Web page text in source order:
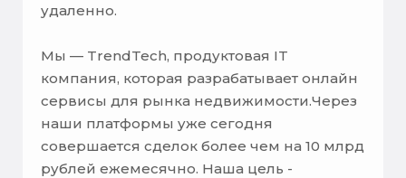
удаленно.
Мы — TrendTech, продуктовая IT
компания, которая разрабатывает онлайн
сервисы для рынка недвижимости.Через
наши платформы уже сегодня
совершается сделок более чем на 10 млрд
рублей ежемесячно. Наша цель -